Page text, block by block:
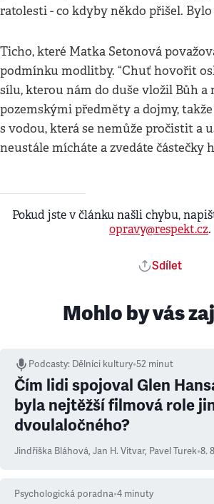
ratolesti - co kdyby někdo přišel.
Ticho, které Matka Setonová
podmínku modlitby. “Chuť hovořit
sílu, kterou nám do duše vložil Bůh a
pozemskými předměty a dojmy,
s vodou, která se nemůže pročistit a
neustále mícháte a zvedáte částečky
Pokud jste v článku našli chybu,
opravy@respekt.cz.
Sdílet
Mohlo by vás
Podcasty: Dělníci kultury•52 minut
Čím lidi spojoval Glen
byla nejtěžší filmová role
dvoulaločného?
Jindřiška Bláhová, Jan H. Vitvar, Pavel Turek•8.
Psychologická poradna•4 minuty